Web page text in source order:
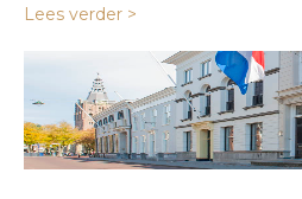
Lees verder >